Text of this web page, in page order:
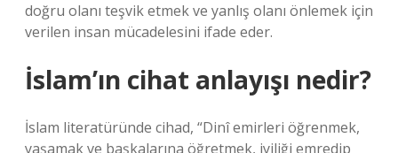
doğru olanı teşvik etmek ve yanlış olanı önlemek için
verilen insan mücadelesini ifade eder.
İslam’ın cihat anlayışı nedir?
İslam literatüründe cihad, “Dinî emirleri öğrenmek,
yaşamak ve başkalarına öğretmek, iyiliği emredip